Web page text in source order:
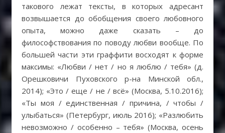
такового лежат тексты, в которых адресант
возвышается до обобщения своего любовного
опыта, можно даже сказать – до
философствования по поводу любви вообще. По
большей части эти граффити восходят к форме
максимы: «Любви / нет / но я люблю / тебя» (д.
Орешковичи Пуховского р-на Минской обл.,
2014); «Это / еще / не / всё» (Москва, 5.10.2016);
«Ты моя / единственная / причина, / чтобы /
улыбаться» (Петербург, июль 2016); «Разлюбить
невозможно / особенно – тебя» (Москва, осень